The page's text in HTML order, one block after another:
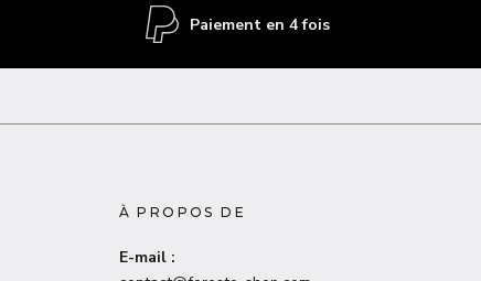
Paiement en 4 fois
À PROPOS DE
E-mail :